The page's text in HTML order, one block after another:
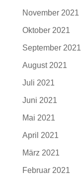
November 2021
Oktober 2021
September 2021
August 2021
Juli 2021
Juni 2021
Mai 2021
April 2021
März 2021
Februar 2021